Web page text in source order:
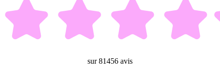
sur 81456 avis